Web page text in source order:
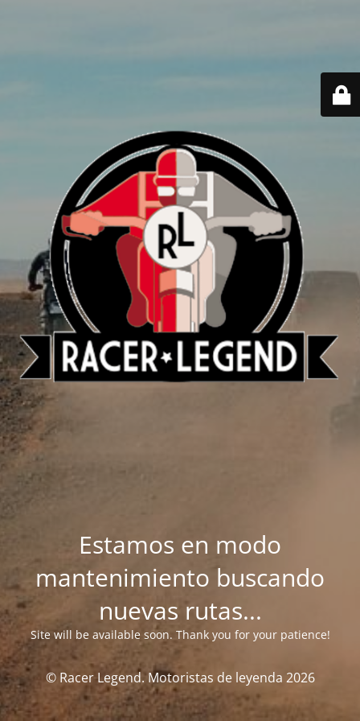
Estamos en modo
mantenimiento buscando
nuevas rutas...
Site will be available soon. Thank you for your patience!
© Racer Legend. Motoristas de leyenda 2026